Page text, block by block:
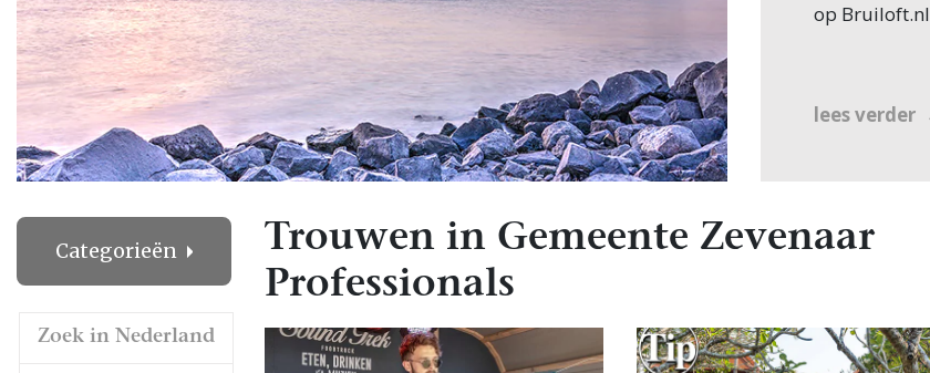
op Bruiloft.nl
lees verder
Categorieën
Zoek in Nederland
Trouwen in Gemeente Zevenaar
Professionals